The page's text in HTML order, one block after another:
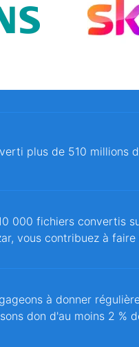
plus de 510 millions
000 fichiers convertis
vous contribuez à
à donner
don d'au moins 2 %